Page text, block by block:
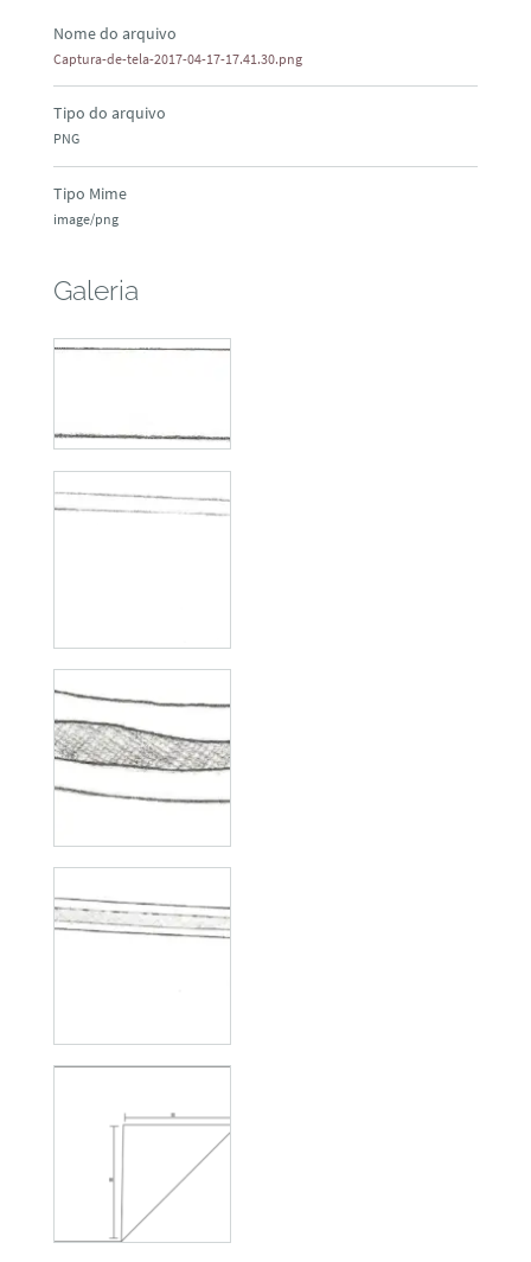
Nome do arquivo
Captura-de-tela-2017-04-17-17.41.30.png
Tipo do arquivo
PNG
Tipo Mime
image/png
Galeria